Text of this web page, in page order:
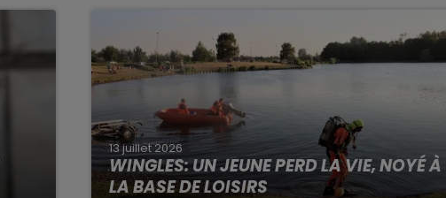
13 juillet 2026
WINGLES: UN JEUNE PERD LA VIE, NOYÉ À
LA BASE DE LOISIRS